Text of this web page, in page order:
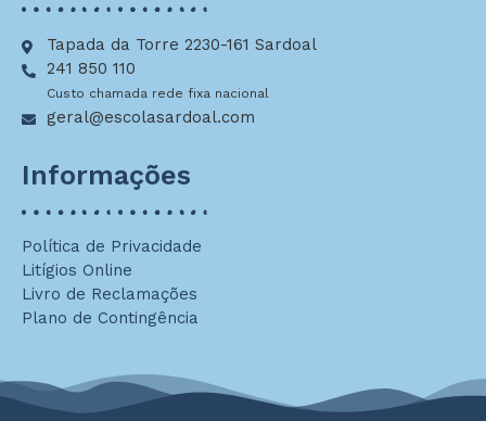
Tapada da Torre 2230-161 Sardoal
241 850 110
Custo chamada rede fixa nacional
geral@escolasardoal.com
Informações
Política de Privacidade
Litígios Online
Livro de Reclamações
Plano de Contingência